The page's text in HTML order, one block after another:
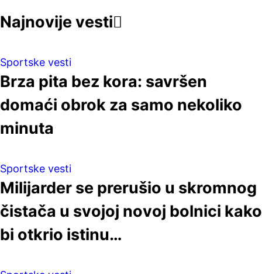
Najnovije vesti
Sportske vesti
Brza pita bez kora: savršen
domaći obrok za samo nekoliko
minuta
Sportske vesti
Milijarder se prerušio u skromnog
čistača u svojoj novoj bolnici kako
bi otkrio istinu…